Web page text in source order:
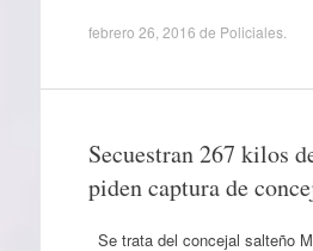
febrero 26, 2016 de Policiales.
Secuestran 267 kilos
piden captura de
Se trata del concejal salteño